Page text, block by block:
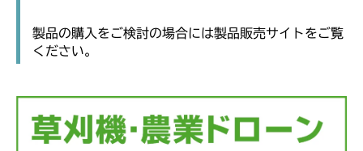
製品の購入をご検討の場合には製品販売サイトをご覧
ください。